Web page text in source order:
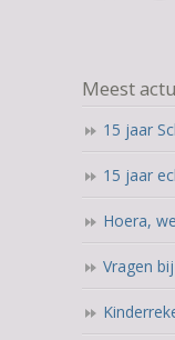
Meest
15 jaar
15 jaar
Hoera,
Vragen